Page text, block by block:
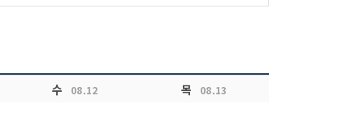
수 08.12 목 08.13